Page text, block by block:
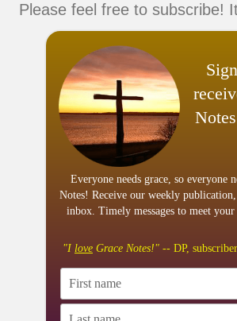
Please feel free to subscribe!
Notes
Everyone needs grace, so everyone
Notes! Receive our weekly
inbox. Timely messages to meet your
"I love Grace Notes!" -- DP, subscriber